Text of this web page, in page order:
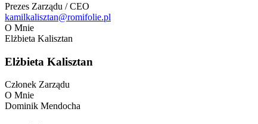
Prezes Zarządu / CEO
kamilkalisztan@romifolie.pl
O Mnie
Elżbieta Kalisztan
Elżbieta Kalisztan
Członek Zarządu
O Mnie
Dominik Mendocha